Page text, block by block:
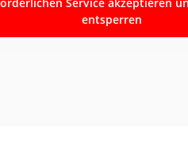
entsperren